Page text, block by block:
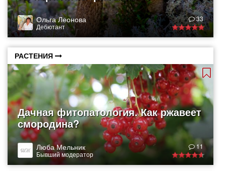
Ольга Леонова
Дебютант
33
РАСТЕНИЯ
Дачная фитопатология. Как ржавеет
смородина?
Люба Мельник
Бывший модератор
11